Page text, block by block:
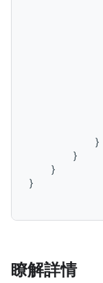
}
}
}
}
瞭解詳情